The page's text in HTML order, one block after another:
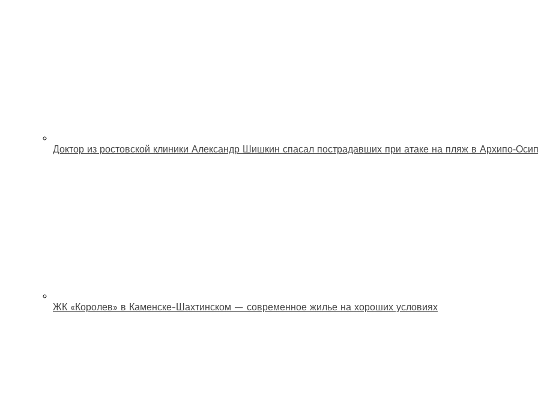
Доктор из ростовской клиники Александр Шишкин спасал пострадавших при атаке на пляж в
ЖК «Королев» в Каменске-Шахтинском — современное жилье на хороших условиях